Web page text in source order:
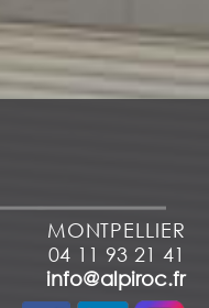
MONTPELLIER
04 11 93 21 41
info@alpiroc.fr